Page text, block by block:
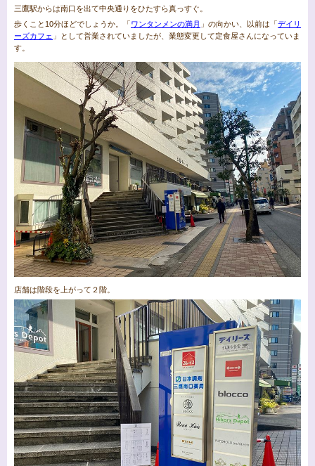
三鷹駅からは南口を出て中央通りをひたすら真っすぐ。
歩くこと10分ほどでしょうか。「ワンタンメンの満月 」の向かい、以前は「デイリ
ーズカフェ 」として営業されていましたが、業態変更して定食屋さんになっていま
す。
店舗は階段を上がって２階。